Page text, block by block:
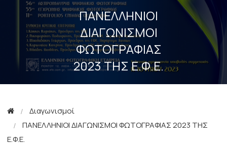
ΙΣΤΟΡΙΑ
ΝΕΑ
ΕΚΘΕΣΕΙΣ
ΣΕΜΙΝΑΡΙΑ
FORUM
Εκδόσεις ΕΦΕ
ΠΑΝΕΛΛΗΝΙΟΙ
ΔΙΑΓΩΝΙΣΜΟΙ
ΦΩΤΟΓΡΑΦΙΑΣ
2023 ΤΗΣ Ε.Φ.Ε.
Διαγωνισμοί
ΠΑΝΕΛΛΗΝΙΟΙ ΔΙΑΓΩΝΙΣΜΟΙ ΦΩΤΟΓΡΑΦΙΑΣ 2023 ΤΗΣ
Ε.Φ.Ε.